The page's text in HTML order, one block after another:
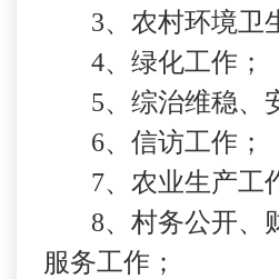
3、农村环境卫
4、绿化工作；
5、综治维稳、
6、信访工作；
7、农业生产工
8、村务公开、
服务工作；